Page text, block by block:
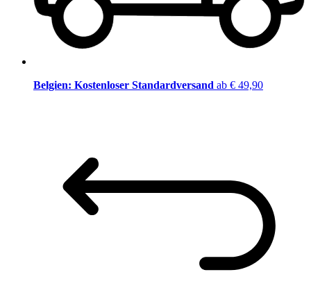
Belgien: Kostenloser Standardversand ab € 49,90